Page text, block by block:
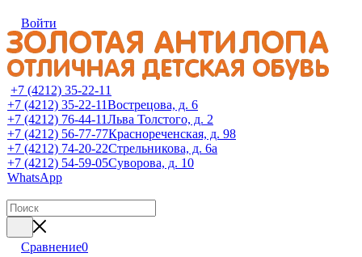
Войти
+7 (4212) 35-22-11
+7 (4212) 35-22-11Вострецова, д. 6
+7 (4212) 76-44-11Льва Толстого, д. 2
+7 (4212) 56-77-77Краснореченская, д. 98
+7 (4212) 74-20-22Стрельникова, д. 6а
+7 (4212) 54-59-05Суворова, д. 10
WhatsApp
Сравнение0